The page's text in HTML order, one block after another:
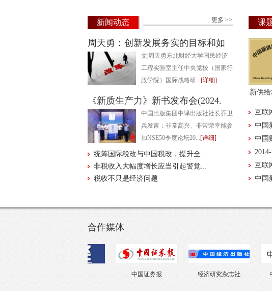
家、企业家和相关行业专家等。
... 新闻动态 更多 >>
周天勇：创新发展务实的目标和如
文|周天勇东北财经大学国民经济
工程实验室主任中央党校（国家行
政学院）国际战略研...[详细]
《新质生产力》新书发布会(2024.
中国出版集团中译出版社社长乔卫
兵发言：非常高兴、非常荣幸能参
加NSE50季度论坛20...[详细]
统筹国际税改与中国税改，提升全...
非税收入大幅度增长应当引起警觉...
税收不只是经济问题
治理
课
新供
互联
中国
中国
互联
中国
合作媒体
中国证券报 经济研究杂志社 中